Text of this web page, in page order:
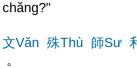
chăng?"
文Văn 殊Thù 師Sư
。